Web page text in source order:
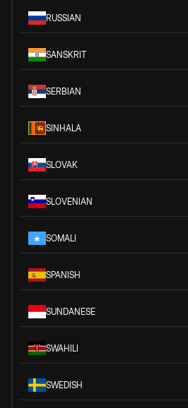
RUSSIAN
SANSKRIT
SERBIAN
SINHALA
SLOVAK
SLOVENIAN
SOMALI
SPANISH
SUNDANESE
SWAHILI
SWEDISH